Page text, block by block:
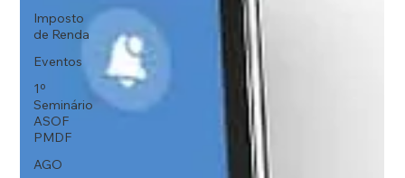
Imposto
de Renda
Eventos
1º
Seminário
ASOF
PMDF
AGO